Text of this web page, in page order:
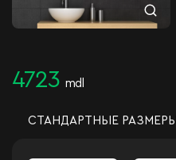
4723 mdl
СТАНДАРТНЫЕ РАЗМЕРЫ